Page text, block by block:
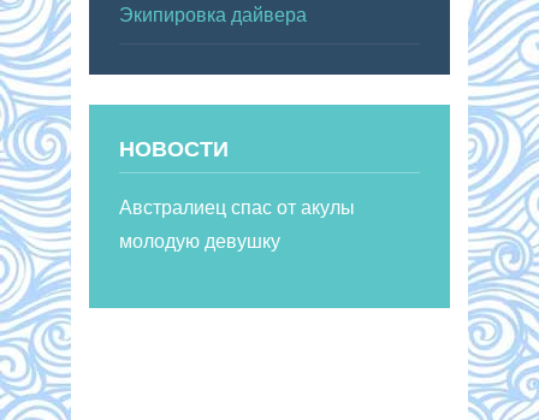
Экипировка дайвера
НОВОСТИ
Австралиец спас от акулы
молодую девушку